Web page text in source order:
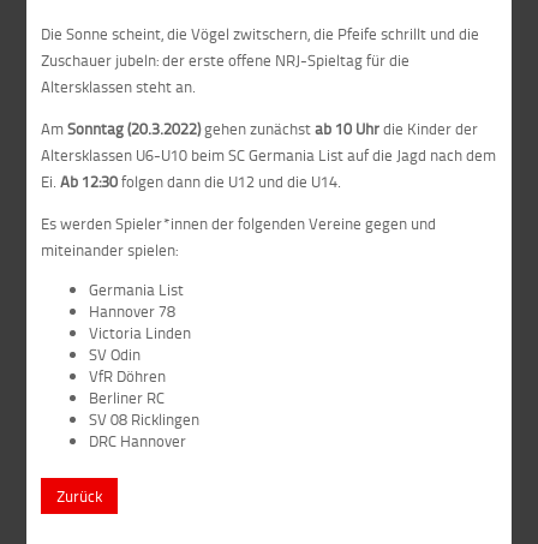
Die Sonne scheint, die Vögel zwitschern, die Pfeife schrillt und die
Zuschauer jubeln: der erste offene NRJ-Spieltag für die
Altersklassen steht an.
AmSonntag (20.3.2022)gehen zunächstab 10 Uhrdie Kinder der
Altersklassen U6-U10 beim SC Germania List auf die Jagd nach dem
Ei.Ab 12:30folgen dann die U12 und die U14.
Es werden Spieler*innen der folgenden Vereine gegen und
miteinander spielen:
Germania List
Hannover 78
Victoria Linden
SV Odin
VfR Döhren
Berliner RC
SV 08 Ricklingen
DRC Hannover
Zurück